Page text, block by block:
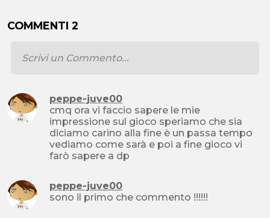
COMMENTI 2
peppe-juve00
cmq ora vi faccio sapere le mie
impressione sul gioco speriamo che sia
diciamo carino alla fine è un passa tempo
vediamo come sarà e poi a fine gioco vi
farò sapere a dp
peppe-juve00
sono il primo che commento !!!!!!